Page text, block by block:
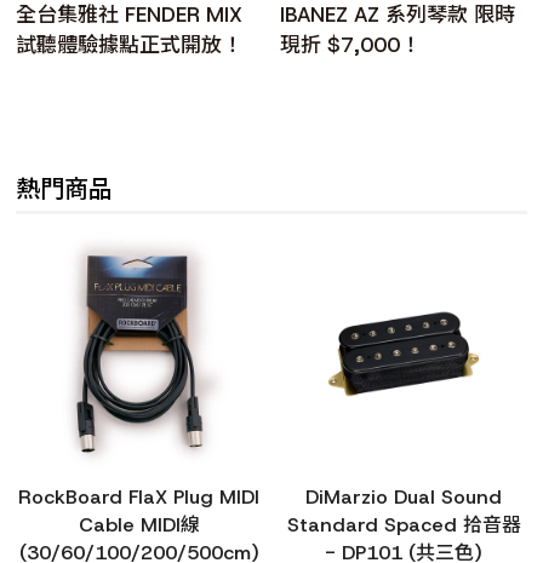
全台集雅社 FENDER MIX
試聽體驗據點正式開放！
IBANEZ AZ 系列琴款 限時
現折 $7,000！
熱門商品
RockBoard FlaX Plug MIDI
Cable MIDI線
(30/60/100/200/500cm)
DiMarzio Dual Sound
Standard Spaced 拾音器
- DP101 (共三色)